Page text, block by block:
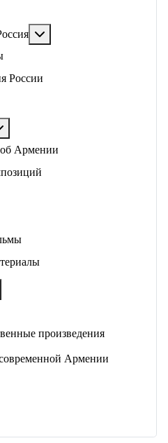
России
Армении
произведения
Армении